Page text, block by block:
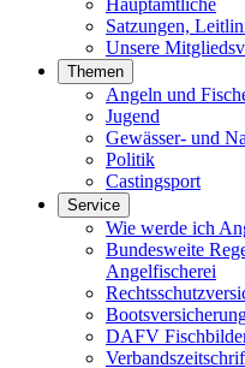
Hauptamtliche
Satzungen,
Unsere
Themen
Angeln und
Jugend
Gewässer- und
Politik
Castingsport
Service
Wie werde ich
Bundesweite
Angelfischerei
DAFV